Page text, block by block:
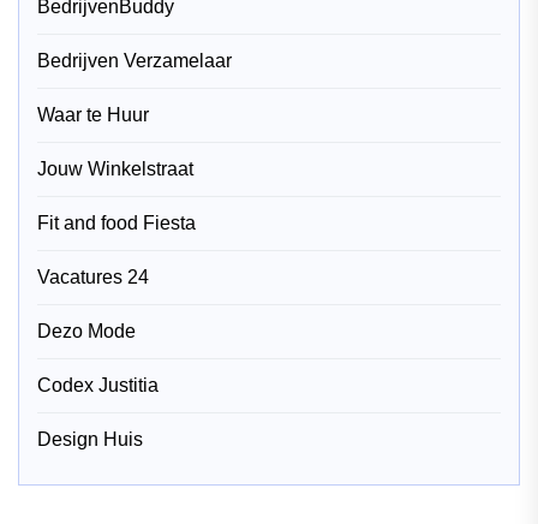
BedrijvenBuddy
Bedrijven Verzamelaar
Waar te Huur
Jouw Winkelstraat
Fit and food Fiesta
Vacatures 24
Dezo Mode
Codex Justitia
Design Huis